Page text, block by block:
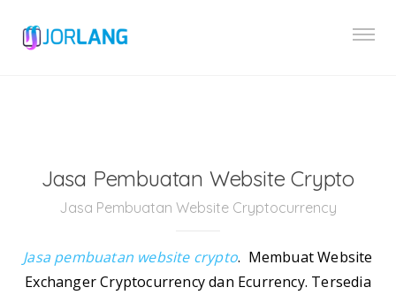
Jasa Pembuatan Website Crypto
Jasa Pembuatan Website Cryptocurrency
Jasa pembuatan website crypto. Membuat Website
Exchanger Cryptocurrency dan Ecurrency. Tersedia